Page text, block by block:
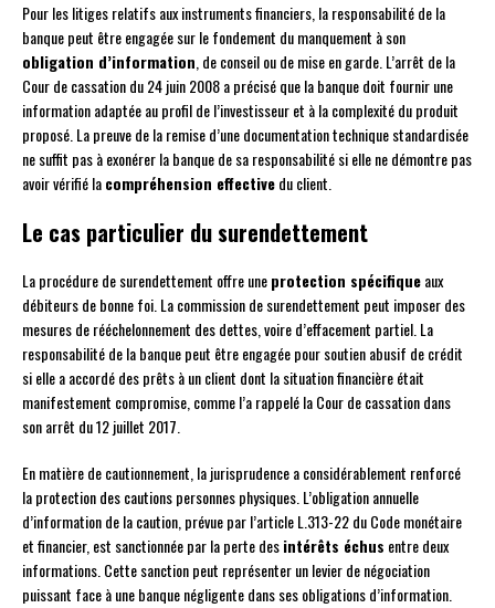
Pour les litiges relatifs aux instruments financiers, la responsabilité de la
banque peut être engagée sur le fondement du manquement à son
obligation d’information, de conseil ou de mise en garde. L’arrêt de la
Cour de cassation du 24 juin 2008 a précisé que la banque doit fournir une
information adaptée au profil de l’investisseur et à la complexité du produit
proposé. La preuve de la remise d’une documentation technique standardisée
ne suffit pas à exonérer la banque de sa responsabilité si elle ne démontre pas
avoir vérifié lacompréhension effectivedu client.
Le cas particulier du surendettement
La procédure de surendettement offre uneprotection spécifiqueaux
débiteurs de bonne foi. La commission de surendettement peut imposer des
mesures de rééchelonnement des dettes, voire d’effacement partiel. La
responsabilité de la banque peut être engagée pour soutien abusif de crédit
si elle a accordé des prêts à un client dont la situation financière était
manifestement compromise, comme l’a rappelé la Cour de cassation dans
son arrêt du 12 juillet 2017.
En matière de cautionnement, la jurisprudence a considérablement renforcé
la protection des cautions personnes physiques. L’obligation annuelle
d’information de la caution, prévue par l’article L.313-22 du Code monétaire
et financier, est sanctionnée par la perte desintérêts échus entre deux
informations. Cette sanction peut représenter un levier de négociation
puissant face à une banque négligente dans ses obligations d’information.